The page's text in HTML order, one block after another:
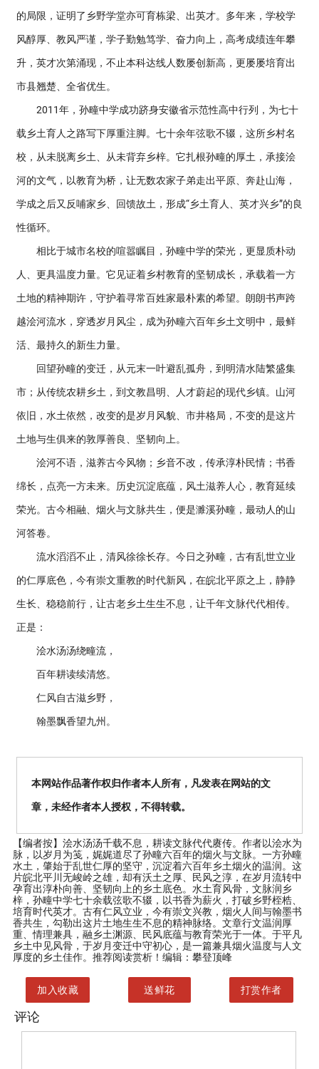
的局限，证明了乡野学堂亦可育栋梁、出英才。多年来，学校学
风醇厚、教风严谨，学子勤勉笃学、奋力向上，高考成绩连年攀
升，英才次第涌现，不止本科达线人数屡创新高，更屡屡培育出
市县翘楚、全省优生。
2011年，孙疃中学成功跻身安徽省示范性高中行列，为七十
载乡土育人之路写下厚重注脚。七十余年弦歌不辍，这所乡村名
校，从未脱离乡土、从未背弃乡梓。它扎根孙疃的厚土，承接浍
河的文气，以教育为桥，让无数农家子弟走出平原、奔赴山海，
学成之后又反哺家乡、回馈故土，形成“乡土育人、英才兴乡”的良
性循环。
相比于城市名校的喧嚣瞩目，孙疃中学的荣光，更显质朴动
人、更具温度力量。它见证着乡村教育的坚韧成长，承载着一方
土地的精神期许，守护着寻常百姓家最朴素的希望。朗朗书声跨
越浍河流水，穿透岁月风尘，成为孙疃六百年乡土文明中，最鲜
活、最持久的新生力量。
回望孙疃的变迁，从元末一叶避乱孤舟，到明清水陆繁盛集
市；从传统农耕乡土，到文教昌明、人才蔚起的现代乡镇。山河
依旧，水土依然，改变的是岁月风貌、市井格局，不变的是这片
土地与生俱来的敦厚善良、坚韧向上。
浍河不语，滋养古今风物；乡音不改，传承淳朴民情；书香
绵长，点亮一方未来。历史沉淀底蕴，风土滋养人心，教育延续
荣光。古今相融、烟火与文脉共生，便是濉溪孙疃，最动人的山
河答卷。
流水滔滔不止，清风徐徐长存。今日之孙疃，古有乱世立业
的仁厚底色，今有崇文重教的时代新风，在皖北平原之上，静静
生长、稳稳前行，让古老乡土生生不息，让千年文脉代代相传。
正是：
浍水汤汤绕疃流，
百年耕读续清悠。
仁风自古滋乡野，
翰墨飘香望九州。
本网站作品著作权归作者本人所有，凡发表在网站的文
章，未经作者本人授权，不得转载。
【编者按】 浍水汤汤千载不息，耕读文脉代代赓传。作者以浍水为
脉，以岁月为笺，娓娓道尽了孙疃六百年的烟火与文脉。一方孙疃
水土，肇始于乱世仁厚的坚守，沉淀着六百年乡土烟火的温润。这
片皖北平川无峻岭之雄，却有沃土之厚、民风之淳，在岁月流转中
孕育出淳朴向善、坚韧向上的乡土底色。水土育风骨，文脉润乡
梓，孙疃中学七十余载弦歌不辍，以书香为薪火，打破乡野桎梏、
培育时代英才。古有仁风立业，今有崇文兴教，烟火人间与翰墨书
香共生，勾勒出这片土地生生不息的精神脉络。文章行文温润厚
重、情理兼具，融乡土渊源、民风底蕴与教育荣光于一体。于平凡
乡土中见风骨，于岁月变迁中守初心，是一篇兼具烟火温度与人文
厚度的乡土佳作。推荐阅读赏析！编辑：攀登顶峰
加入收藏 送鲜花 打赏作者
评论